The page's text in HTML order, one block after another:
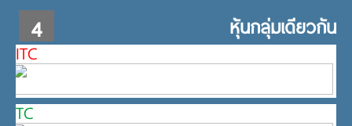
4 หุ้นกลุ่มเดียวกัน
ITC
TC